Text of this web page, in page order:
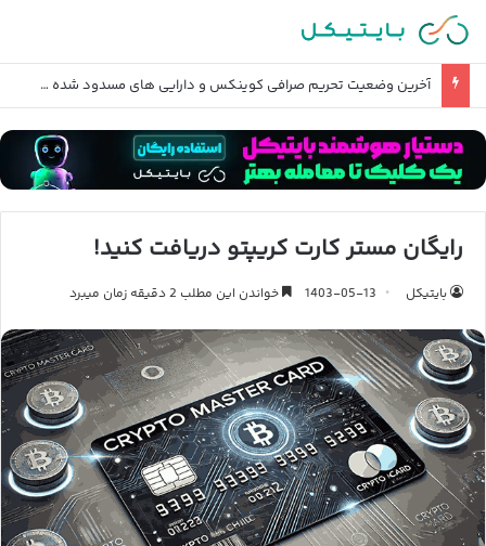
آخرین وضعیت تحریم صرافی کوینکس و دارایی های مسدود شده ایرانیان
رایگان مستر کارت کریپتو دریافت کنید!
بایتیکل 1403-05-13 خواندن این مطلب 2 دقیقه زمان میبرد